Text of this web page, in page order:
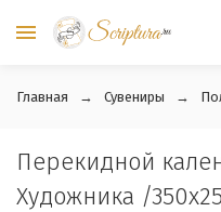
Главная Сувениры
Перекидной
Художника /